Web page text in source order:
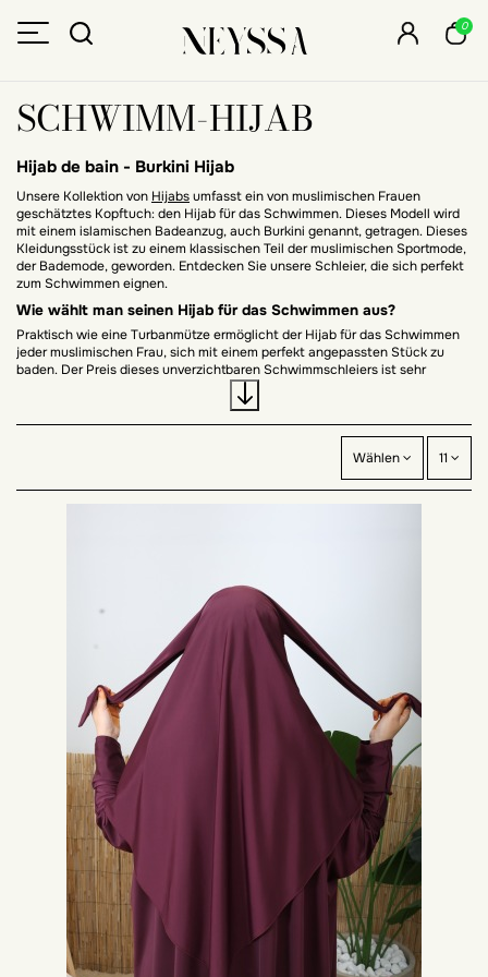
0
SCHWIMM-HIJAB
Hijab de bain - Burkini Hijab
Unsere Kollektion von Hijabsumfasst ein von muslimischen Frauen
geschätztes Kopftuch: den Hijab für das Schwimmen. Dieses Modell wird
mit einem islamischen Badeanzug, auch Burkini genannt, getragen. Dieses
Kleidungsstück ist zu einem klassischen Teil der muslimischen Sportmode,
der Bademode, geworden. Entdecken Sie unsere Schleier, die sich perfekt
zum Schwimmen eignen.
Wie wählt man seinen Hijab für das Schwimmen aus?
Praktisch wie eine Turbanmütze ermöglicht der Hijab für das Schwimmen
jeder muslimischen Frau, sich mit einem perfekt angepassten Stück zu
baden. Der Preis dieses unverzichtbaren Schwimmschleiers ist sehr
erschwinglich. Er ergänzt Ihren bescheidenen Badeanzug, bietet Schutz
und ideale Abdeckung am Strand oder im Pool für Wassersport.
Auswahl des Hijabs für Strand oder Pool-Sport
Ein islamischer Badeanzug wird mit verschiedenen Accessoires wie dem
diesem Schleier können Frauen Sportarten wie Schwimmen mit einem
perfekt angepassten Produkt ausüben. Wählen Sie einen atmungsaktiven
Auswahl des Hijabs für das Schwimmen je nach Burkini
Burkinis sind in verschiedenen Modellen und Farben erhältlich. Die
Auswahl Ihres Hijabs für das Schwimmen sollte es Ihnen ermöglichen,
Ihren Schleier mit Ihrer Sportkleidung abzustimmen. Sie können einen
klassischen schwarzen Schleier für jeden Badeanzug wählen. Wenn Sie
einen dezenten monochromen Stil bevorzugen, entscheiden Sie sich für
einen Hijab in der gleichen Farbe wie Ihr Burkini und Ihre Schuhe. Das
Brechen der Farbe mit einer anderen ermöglicht jedoch einen modernen
Unsere Modelle von Hijabs für das Schwimmen
Um Ihre muslimische Badebekleidung mit einem Hijab zu vervollständigen,
bietet Ihnen unser Geschäft Modelle in Einheitsgröße an. Die Preise
unserer Sportprodukte für Frauen sind sehr attraktiv. Der Kauf eines neuen
Badevoiles gibt Ihnen die Möglichkeit, die Styles mit Ihrem Burkini zu
Unsere Hijabs für das Schwimmen, die mit einem Burkini
kombiniert werden sollen
Um leicht zu Ihrem islamischen Badeanzug zu passen, werden unsere
Hijabs für das Schwimmen in Form von Kapuzen präsentiert. Ihr leichtes
Wählen 11